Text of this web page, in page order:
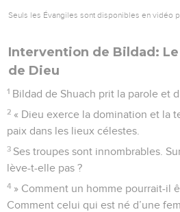
Seuls les Évangiles sont disponibles en vidéo
Intervention de Bildad:
de Dieu
1 Bildad de Shuach prit la parole et
2 « Dieu exerce la domination et la
paix dans les lieux célestes.
3 Ses troupes sont innombrables.
lève-t-elle pas ?
4 » Comment un homme pourrait-il
Comment celui qui est né d’une